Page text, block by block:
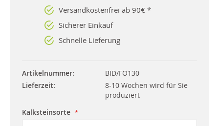
Versandkostenfrei ab 90€ *
Sicherer Einkauf
Schnelle Lieferung
Artikelnummer
BID/FO130
Lieferzeit
8-10 Wochen wird für Sie
produziert
Kalksteinsorte